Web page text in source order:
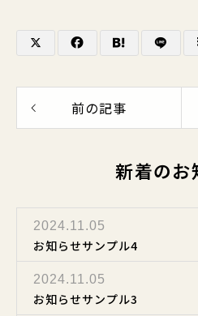
前の記事
新着のお
2024.11.05
お知らせサンプル4
2024.11.05
お知らせサンプル3